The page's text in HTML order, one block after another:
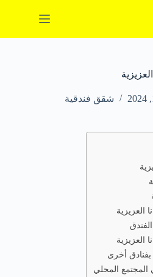
شقق فندقية
العزيزية
العزيزية
بفنادق أخرى
المجتمع المحلي